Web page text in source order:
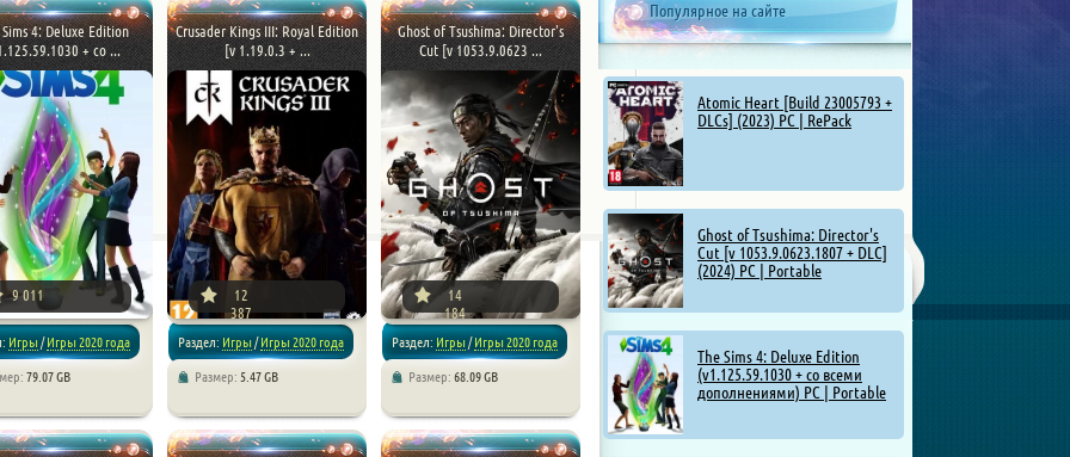
Популярное на сайте
Atomic Heart [Build 23005793 +
DLCs] (2023) PC | RePack
Ghost of Tsushima: Director's
Cut [v 1053.9.0623.1807 + DLC]
(2024) PC | Portable
The Sims 4: Deluxe Edition
(v1.125.59.1030 + со всеми
дополнениями) PC | Portable
4: Deluxe Edition
+ со ...
9 011
Игры/Игры 2020 года
79.07 GB
Crusader Kings III: Royal Edition
[v 1.19.0.3 + ...
12
387
Раздел: Игры/Игры 2020 года
Размер: 5.47 GB
Ghost of Tsushima: Director's
Cut [v 1053.9.0623 ...
14
184
Раздел: Игры/Игры 2020 года
Размер: 68.09 GB